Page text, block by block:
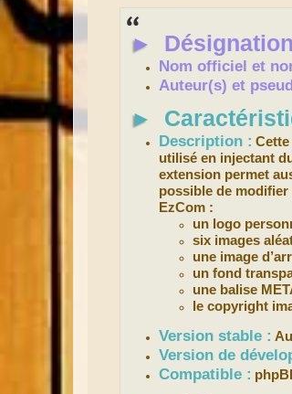
►
Nom officiel et
Auteur(s) et
►
Description :
utilisé en injectant
extension permet
possible de modifier
EzCom :
un logo
six images
une image
un fond
une balise
le copyright
Version stable :
Version de
Compatible :